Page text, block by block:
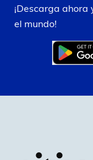
¡Descarga
el mundo!